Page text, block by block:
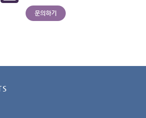
문의하기